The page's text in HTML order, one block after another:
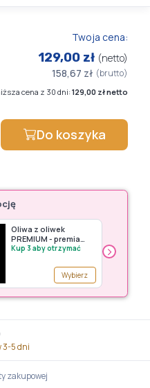
Twoja cena:
129,00 zł (netto)
158,67 zł (brutto)
cena z 30 dni:129,00 zł netto
Do koszyka
Oliwa z oliwek
PREMIUM - premia
Avery Zweckform (do
Kup 3 aby otrzymać
Wybierz
›
3-5 dni
zakupowej